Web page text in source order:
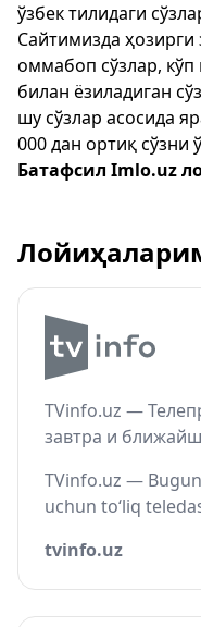
ўзбек тилидаги
Сайтимизда
оммабоп сўзлар, кўп
билан ёзиладиган
шу сўзлар асосида
000 дан ортиқ сўзни
Батафсил Imlo.uz
TVinfo.uz —
завтра и
TVinfo.uz —
uchun to‘liq
tvinfo.uz